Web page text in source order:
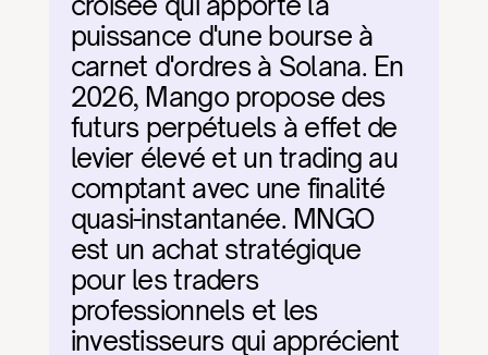
puissance d'une bourse à
carnet d'ordres à Solana. En
2026, Mango propose des
futurs perpétuels à effet de
levier élevé et un trading au
comptant avec une finalité
quasi-instantanée. MNGO
est un achat stratégique
pour les traders
professionnels et les
investisseurs qui apprécient